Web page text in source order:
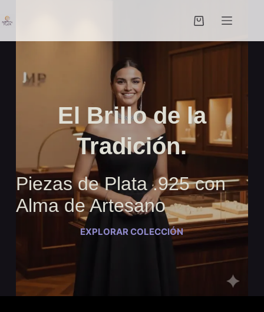
al
contenido
Carro
compra
El Brillo de la
Tradición.
Piezas de Plata .925 con
Alma de Artesano
EXPLORAR COLECCIÓN